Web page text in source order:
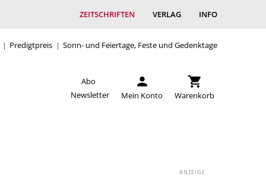
ZEITSCHRIFTEN VERLAG INFO
Predigtpreis Sonn- und Feiertage, Feste und Gedenktage
Abo
Newsletter
Mein Konto Warenkorb